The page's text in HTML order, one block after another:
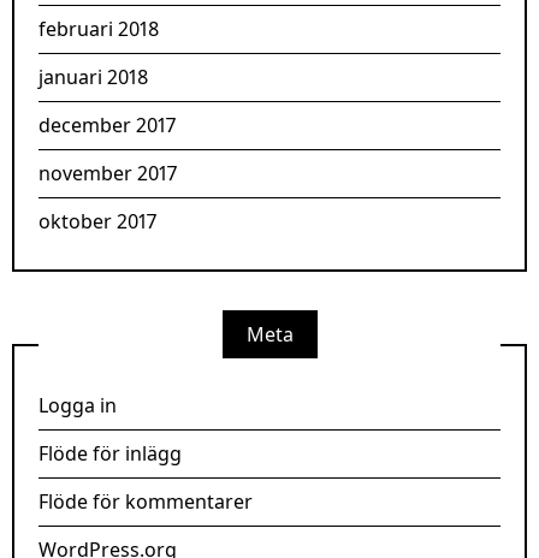
februari 2018
januari 2018
december 2017
november 2017
oktober 2017
Meta
Logga in
Flöde för inlägg
Flöde för kommentarer
WordPress.org